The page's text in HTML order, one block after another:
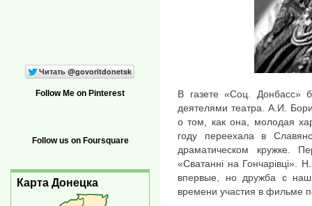
В газете «Соц. Донбасс»
деятелями театра. А.И.
о том, как она, молодая
году переехала в
драматическом кружке.
«Сватанні на Гончарівці».
впервые, но дружба с
времени участия в фильме
Follow Me on Pinterest
Follow us on Foursquare
Карта Донецка